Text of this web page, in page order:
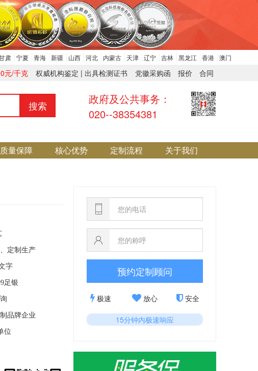
肃 宁夏 青海 新疆 山西 河北 内蒙古 天津 辽宁 吉林 黑龙江 香港 澳门
党徽采购函 报价 合同
权威机构鉴定 | 出具检测证书
元/千克
搜索
政府及公共事务：
020--38354381
质量保障 核心优势 定制流程 关于我们
定制生产
字
足银
品牌企业
位
预约定制顾问
极速 放心 安全
15分钟内极速响应